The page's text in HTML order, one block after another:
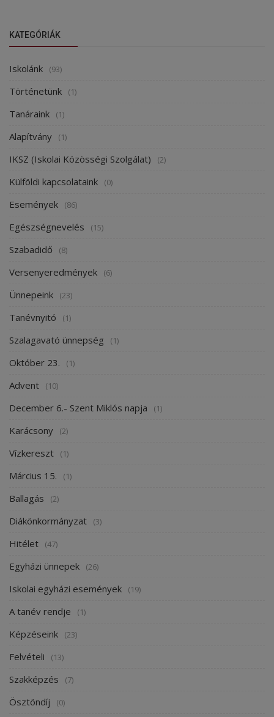
KATEGÓRIÁK
Iskolánk (93)
Történetünk (1)
Tanáraink (1)
Alapítvány (1)
IKSZ (Iskolai Közösségi Szolgálat) (2)
Külföldi kapcsolataink (0)
Események (86)
Egészségnevelés (15)
Szabadidő (8)
Versenyeredmények (6)
Ünnepeink (23)
Tanévnyitó (1)
Szalagavató ünnepség (1)
Október 23. (1)
Advent (10)
December 6.- Szent Miklós napja (1)
Karácsony (2)
Vízkereszt (1)
Március 15. (1)
Ballagás (2)
Diákönkormányzat (3)
Hitélet (47)
Egyházi ünnepek (26)
Iskolai egyházi események (19)
A tanév rendje (1)
Képzéseink (23)
Felvételi (13)
Szakképzés (7)
Ösztöndíj (0)